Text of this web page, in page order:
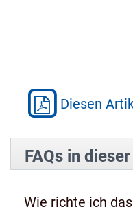
Diesen
FAQs in
Wie richte ich